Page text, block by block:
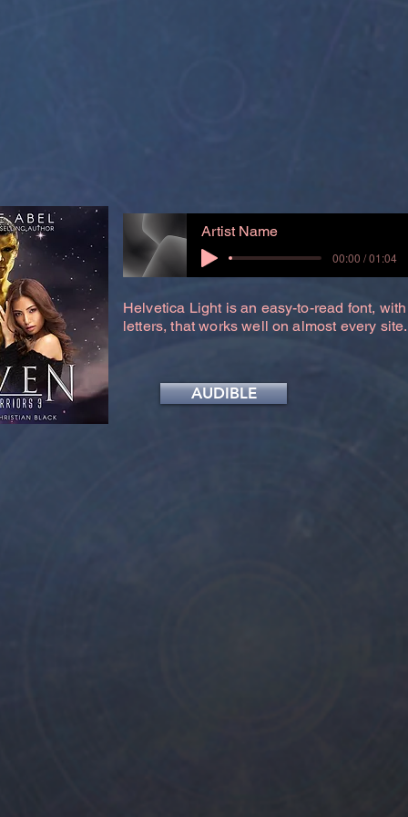
Artist Name
00:00 / 01:04
Helvetica Light is an easy-to-read font,
letters, that works well on almost every site.
AUDIBLE